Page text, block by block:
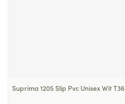
Suprima 1205 Slip Pvc Unisex Wit T36